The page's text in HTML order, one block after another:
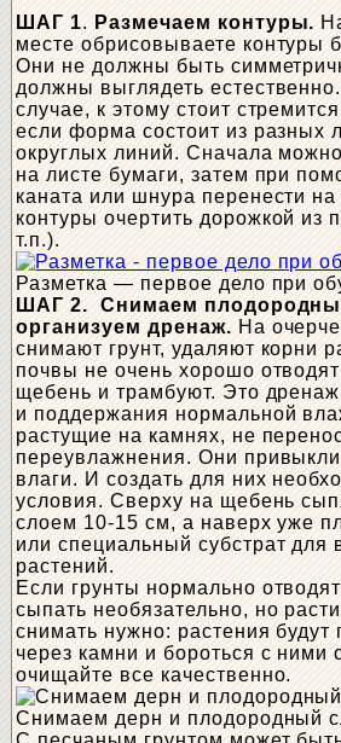
ШАГ 1. Размечаем контуры.
месте обрисовываете контуры
Они не должны быть
должны выглядеть
случае, к этому стоит
если форма состоит из разных
округлых линий. Сначала
на листе бумаги, затем при
каната или шнура перенести
контуры очертить дорожкой из
т.п.).
Разметка — первое дело при
ШАГ 2.
Снимаем
организуем дренаж. На
снимают грунт, удаляют корни
почвы не очень хорошо
щебень и трамбуют. Это
и поддержания нормальной
растущие на камнях, не
переувлажнения. Они
влаги. И создать для них
условия. Сверху на щебень
слоем 10-15 см, а наверх уже
или специальный субстрат для
растений.
Если грунты нормально
сыпать необязательно, но
снимать нужно: растения будут
через камни и бороться с ними
очищайте все качественно.
Снимаем дерн и плодородный